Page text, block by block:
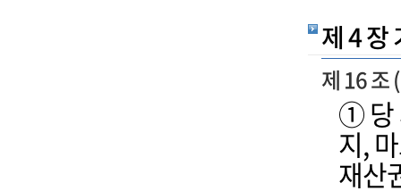
제 4 장
제 16 조
① 당
지,
재산